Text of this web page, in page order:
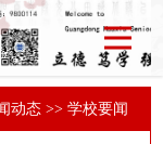
动态 >> 学校要闻